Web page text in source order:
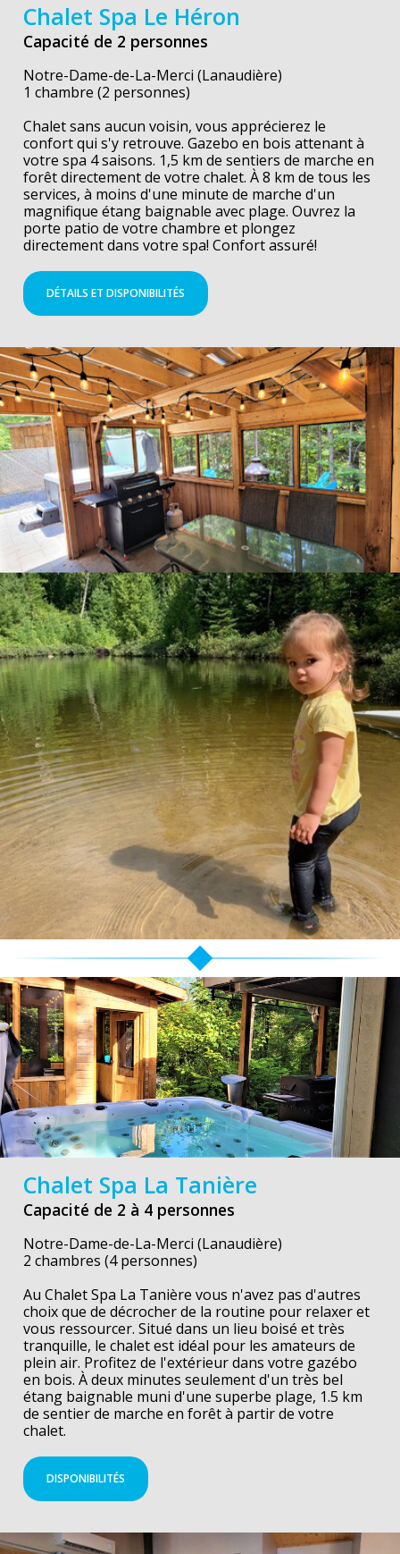
Chalet Spa Le Héron
Capacité de 2 personnes
Notre-Dame-de-La-Merci (Lanaudière)
1 chambre (2 personnes)
Chalet sans aucun voisin, vous apprécierez le
confort qui s'y retrouve. Gazebo en bois attenant à
votre spa 4 saisons. 1,5 km de sentiers de marche en
forêt directement de votre chalet. À 8 km de tous les
services, à moins d'une minute de marche d'un
magnifique étang baignable avec plage. Ouvrez la
porte patio de votre chambre et plongez
directement dans votre spa! Confort assuré!
DÉTAILS ET DISPONIBILITÉS
Chalet Spa La Tanière
Capacité de 2 à 4 personnes
Notre-Dame-de-La-Merci (Lanaudière)
2 chambres (4 personnes)
Au Chalet Spa La Tanière vous n'avez pas d'autres
choix que de décrocher de la routine pour relaxer et
vous ressourcer. Situé dans un lieu boisé et très
tranquille, le chalet est idéal pour les amateurs de
plein air. Profitez de l'extérieur dans votre gazébo
en bois. À deux minutes seulement d'un très bel
étang baignable muni d'une superbe plage, 1.5 km
de sentier de marche en forêt à partir de votre
chalet.
DISPONIBILITÉS